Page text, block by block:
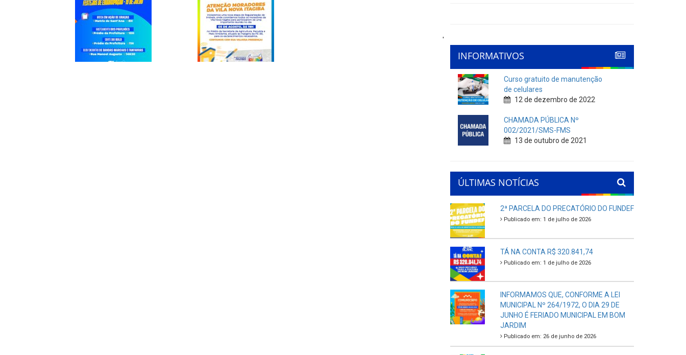
'
INFORMATIVOS
Curso gratuito de manutenção
de celulares
12 de dezembro de 2022
CHAMADA PÚBLICA Nº
002/2021/SMS-FMS
13 de outubro de 2021
ÚLTIMAS NOTÍCIAS
2ª PARCELA DO PRECATÓRIO DO FUNDEF
Publicado em: 1 de julho de 2026
TÁ NA CONTA R$ 320.841,74
Publicado em: 1 de julho de 2026
INFORMAMOS QUE, CONFORME A LEI
MUNICIPAL Nº 264/1972, O DIA 29 DE
JUNHO É FERIADO MUNICIPAL EM BOM
JARDIM
Publicado em: 26 de junho de 2026